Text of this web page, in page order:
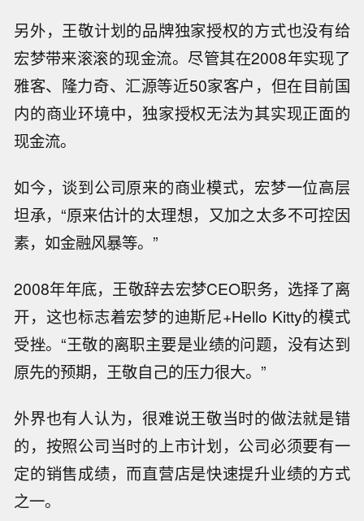
另外，王敬计划的品牌独家授权的方式也没有给
宏梦带来滚滚的现金流。尽管其在2008年实现了
雅客、隆力奇、汇源等近50家客户，但在目前国
内的商业环境中，独家授权无法为其实现正面的
现金流。
如今，谈到公司原来的商业模式，宏梦一位高层
坦承，“原来估计的太理想，又加之太多不可控因
素，如金融风暴等。”
2008年年底，王敬辞去宏梦CEO职务，选择了离
开，这也标志着宏梦的迪斯尼+Hello Kitty的模式
受挫。“王敬的离职主要是业绩的问题，没有达到
原先的预期，王敬自己的压力很大。”
外界也有人认为，很难说王敬当时的做法就是错
的，按照公司当时的上市计划，公司必须要有一
定的销售成绩，而直营店是快速提升业绩的方式
之一。